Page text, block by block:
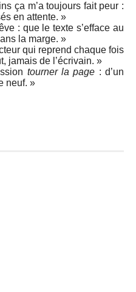
ça m’a toujours fait peur :
en attente. »
: que le texte s’efface au
la marge. »
qui reprend chaque fois
jamais de l’écrivain. »
tourner la page : d’un
neuf. »